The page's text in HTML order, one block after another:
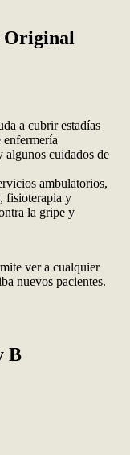
Original
a cubrir estadías
enfermería
algunos cuidados de
ambulatorios,
fisioterapia y
la gripe y
ver a cualquier
nuevos pacientes.
B